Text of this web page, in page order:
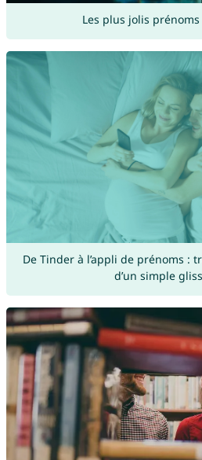
Les plus jolis
De Tinder à l’appli de prénoms :
d’un simple